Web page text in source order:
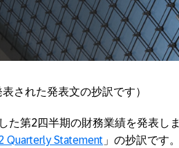
された発表文の抄訳です）
た第2四半期の財務業績を発表しま
Quarterly Statement 」の抄訳です。